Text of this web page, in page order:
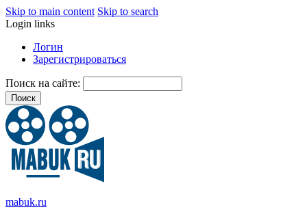
Skip to main content Skip to search
Login links
Логин
Зарегистрироваться
Поиск на сайте:
mabuk.ru